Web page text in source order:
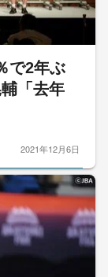
で2年ぶ
「去年
2021年12月6日